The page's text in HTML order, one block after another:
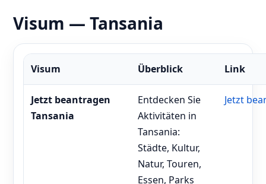
Visum — Tansania
Visum Überblick Link
Jetzt beantragen
Tansania
Entdecken Sie
Aktivitäten in
Tansania:
Städte, Kultur,
Natur, Touren,
Essen, Parks
Jetzt